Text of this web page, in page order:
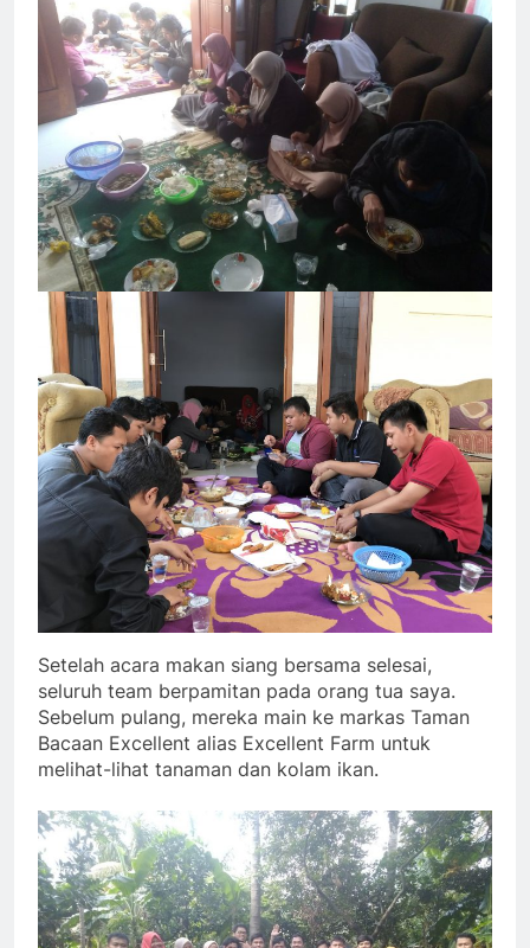
Setelah acara makan siang bersama selesai,
seluruh team berpamitan pada orang tua saya.
Sebelum pulang, mereka main ke markas Taman
Bacaan Excellent alias Excellent Farm untuk
melihat-lihat tanaman dan kolam ikan.